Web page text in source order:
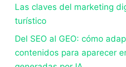
Las claves del marketing
turístico
Del SEO al GEO: cómo
contenidos para aparecer